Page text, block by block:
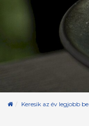
Kezdőoldal
Keresik az év legjobb